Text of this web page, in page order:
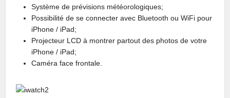
Système de prévisions météorologiques;
Possibilité de se connecter avec Bluetooth ou WiFi pour
iPhone / iPad;
Projecteur LCD à montrer partout des photos de votre
iPhone / iPad;
Caméra face frontale.